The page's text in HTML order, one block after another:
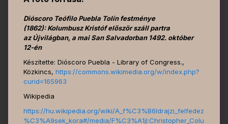
Dióscoro Teófilo Puebla Tolín festménye
(1862): Kolumbusz Kristóf először száll partra
az Újvilágban, a mai San Salvadorban 1492. október
12-én
Készítette: Dióscoro Puebla - Library of Congress.,
Közkincs, https://commons.wikimedia.org/w/index.php?
curid=165963
Wikipedia
https://hu.wikipedia.org/wiki/A_f%C3%B6ldrajzi_felfedez
%C3%A9sek_kora#/media/F%C3%A1jl:Christopher_Colu